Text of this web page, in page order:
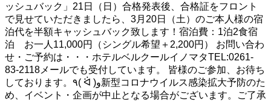
ッシュバック」21日（日）合格発表後、合格証をフロント
で見せていただきましたら、3月20日（土）のご本人様の宿
泊代を半額キャッシュバック致します！宿泊費：1泊2食宿
泊 お一人11,000円（シングル希望＋2,200円） お問い合わ
せ・ご予約は・・・ホテルベルクールイノマタTEL:0261-
83-2118メールでも受付しています。 皆様のご参加、お待ち
しております。٩( ᐛ )و新型コロナウイルス感染拡大予防のた
め、イベント・企画が中止となる場合がございます。ご了承